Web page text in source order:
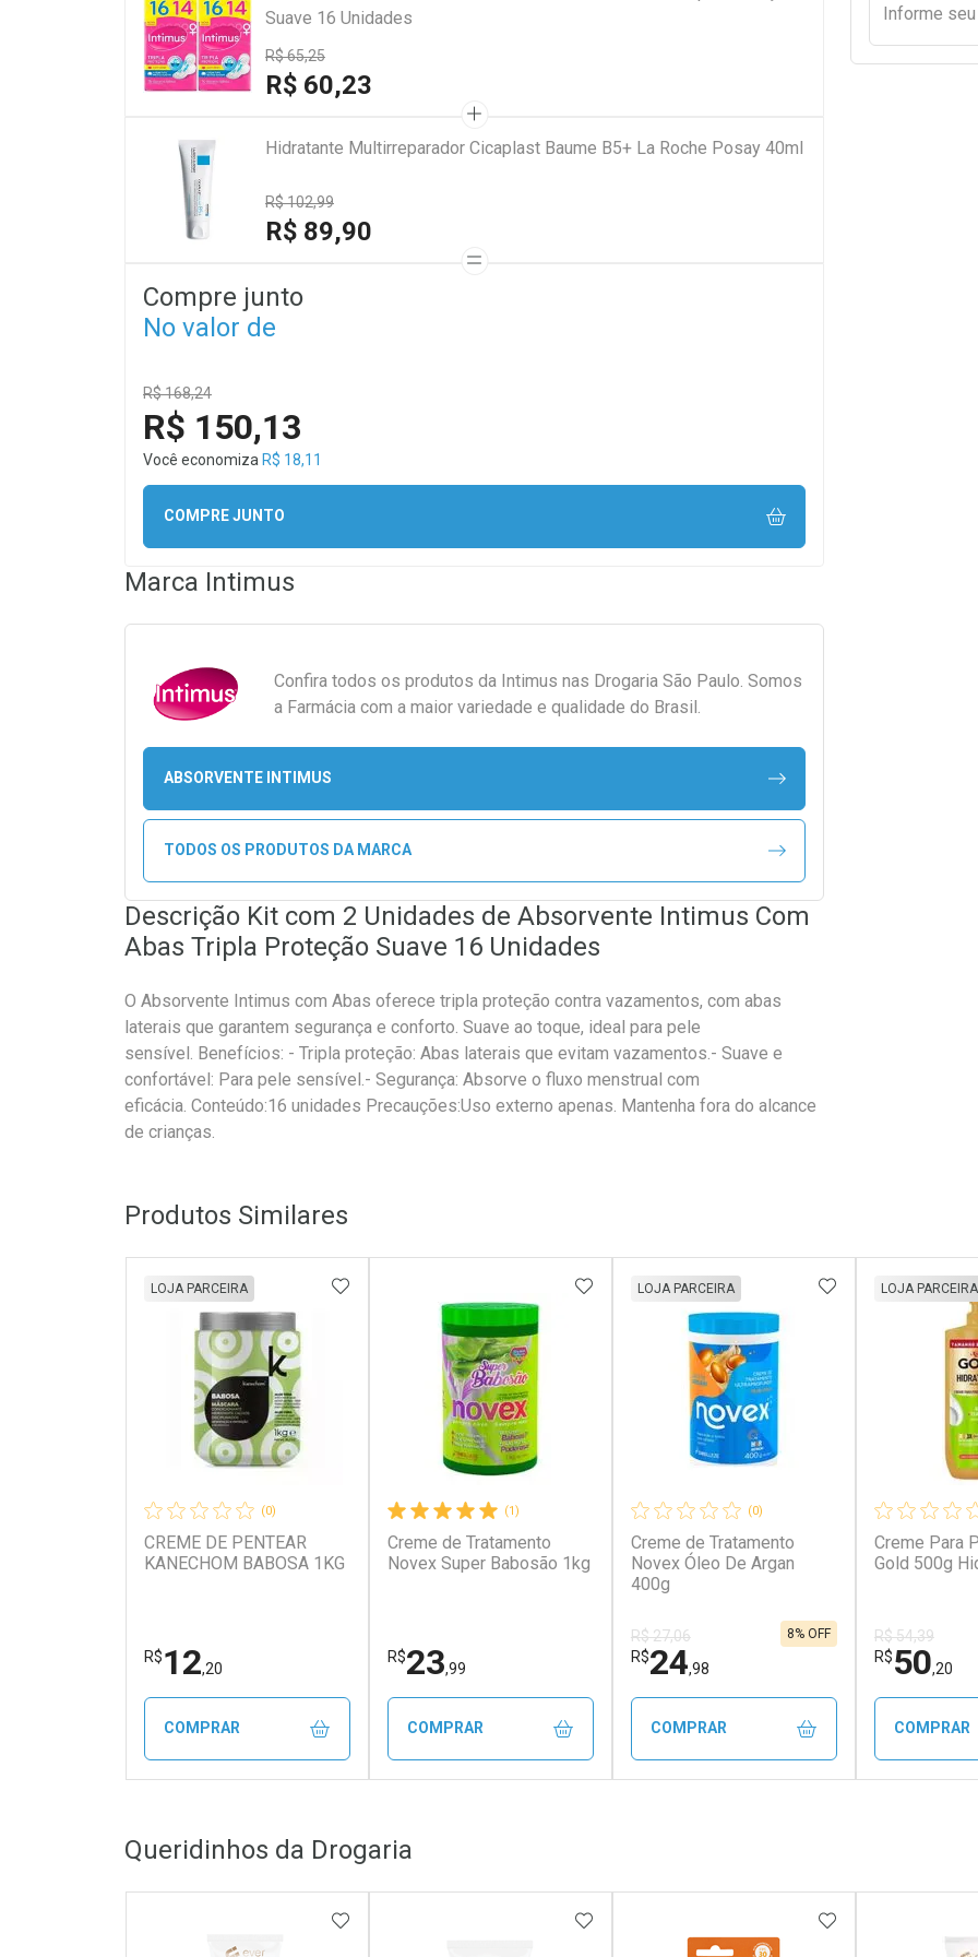
Informe seu
Suave 16 Unidades
R$ 65,25
R$ 60,23
Hidratante Multirreparador Cicaplast Baume B5+ La Roche Posay 40ml
R$ 102,99
R$ 89,90
Compre junto
No valor de
R$ 168,24
R$ 150,13
Você economiza R$ 18,11
COMPRE JUNTO
Marca Intimus
Confira todos os produtos da Intimus nas Drogaria São Paulo. Somos
a Farmácia com a maior variedade e qualidade do Brasil.
ABSORVENTE INTIMUS
TODOS OS PRODUTOS DA MARCA
Descrição Kit com 2 Unidades de Absorvente Intimus Com
Abas Tripla Proteção Suave 16 Unidades
O Absorvente Intimus com Abas oferece tripla proteção contra vazamentos, com abas
laterais que garantem segurança e conforto. Suave ao toque, ideal para pele
sensível. Benefícios: - Tripla proteção: Abas laterais que evitam vazamentos.- Suave e
confortável: Para pele sensível.- Segurança: Absorve o fluxo menstrual com
eficácia. Conteúdo:16 unidades Precauções:Uso externo apenas. Mantenha fora do alcance
de crianças.
Produtos Similares
(0)
CREME DE PENTEAR
KANECHOM BABOSA 1KG
LOJA PARCEIRA
R$12,20
ADICIONAR AOS FAVORITOS
COMPRAR
Laboratório
Por Menos
(1)
Creme de Tratamento
Novex Super Babosão 1kg
R$23,99
ADICIONAR AOS FAVORITOS
COMPRAR
Laboratório
Por Menos
(0)
Creme de Tratamento
Novex Óleo De Argan
400g
LOJA PARCEIRA
R$ 27,06
R$24,98
8% OFF
ADICIONAR AOS
COMPRAR
Creme Para
Gold 500g
LOJA PARCEIRA
R$ 54,39
R$50,20
COMPRAR
Queridinhos da Drogaria
ADICIONAR AOS FAVORITOSADICIONAR AOS FAVORITOSADICIONAR AOS